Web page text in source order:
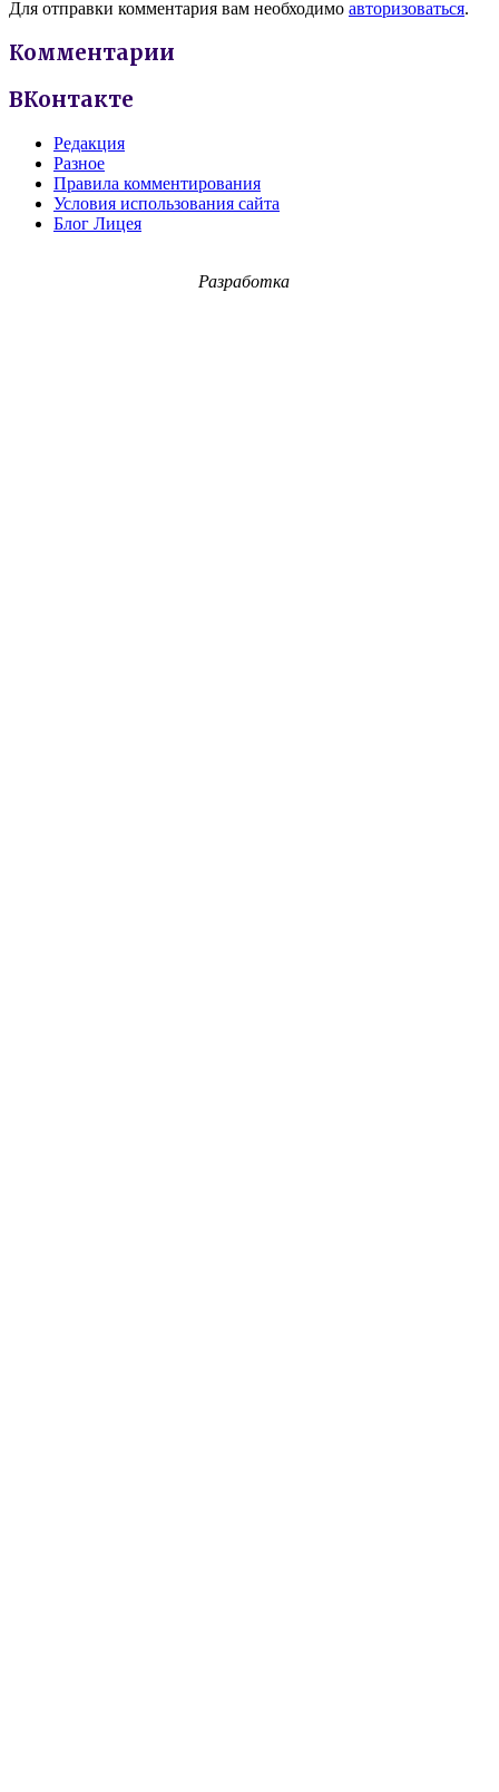
Для отправки комментария вам необходимо авторизоваться.
Комментарии
ВКонтакте
Редакция
Разное
Правила комментирования
Условия использования сайта
Блог Лицея
Разработка